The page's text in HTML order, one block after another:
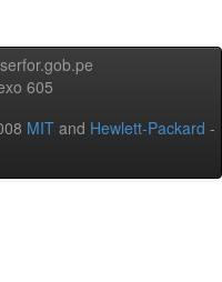
605
MIT and Hewlett-Packard -